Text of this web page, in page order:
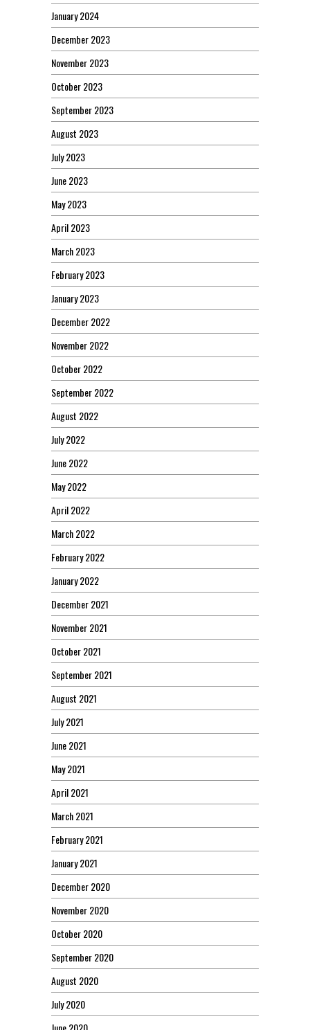
January 2024
December 2023
November 2023
October 2023
September 2023
August 2023
July 2023
June 2023
May 2023
April 2023
March 2023
February 2023
January 2023
December 2022
November 2022
October 2022
September 2022
August 2022
July 2022
June 2022
May 2022
April 2022
March 2022
February 2022
January 2022
December 2021
November 2021
October 2021
September 2021
August 2021
July 2021
June 2021
May 2021
April 2021
March 2021
February 2021
January 2021
December 2020
November 2020
October 2020
September 2020
August 2020
July 2020